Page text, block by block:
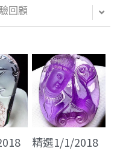
回顧
精選1/1/2018